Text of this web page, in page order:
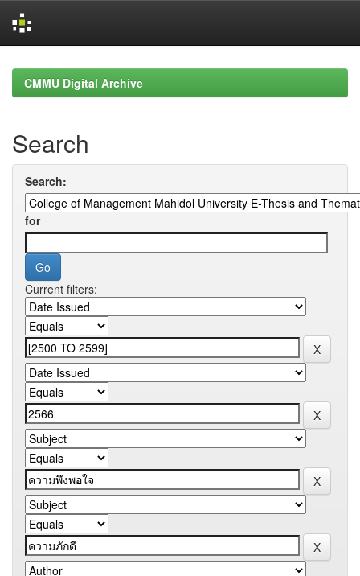
navigationCMMU Digital Archive
Search
Search:
for
Current filters: